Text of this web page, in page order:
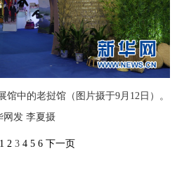
信息化 数据
军事 无人机
新华广播
馆中的老挝馆（图片摄于9月12日）。
网发 李夏摄
1 2 3 4 5 6 下一页